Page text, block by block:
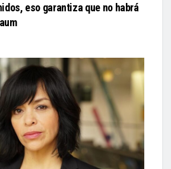
eso garantiza que no habrá